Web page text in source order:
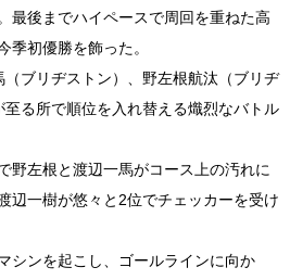
最後までハイペースで周回を重ねた高
季初優勝を飾った。
ブリヂストン）、野左根航汰（ブリヂ
る所で順位を入れ替える熾烈なバトル
野左根と渡辺一馬がコース上の汚れに
辺一樹が悠々と2位でチェッカーを受け
シンを起こし、ゴールラインに向か